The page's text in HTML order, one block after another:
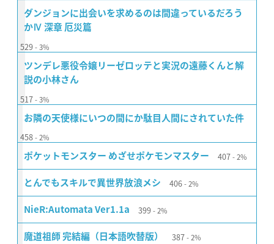
ダンジョンに出会いを求めるのは間違っているだろう
かⅣ 深章 厄災篇
529 3%
ツンデレ悪役令嬢リーゼロッテと実況の遠藤くんと解
説の小林さん
517 3%
お隣の天使様にいつの間にか駄目人間にされていた件
458 2%
ポケットモンスター めざせポケモンマスター 407 2%
とんでもスキルで異世界放浪メシ 406 2%
NieR:Automata Ver1.1a 399 2%
魔道祖師 完結編（日本語吹替版） 387 2%